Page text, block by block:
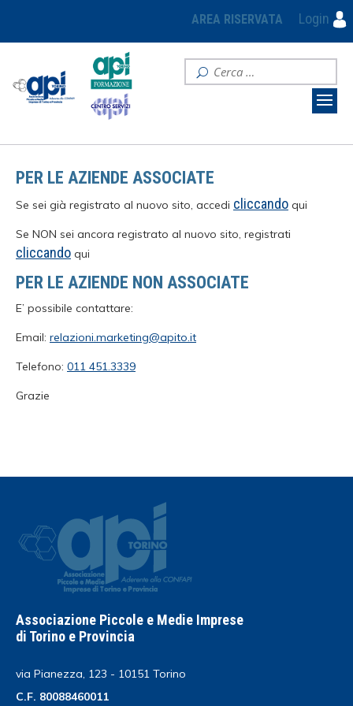
AREA RISERVATA Login
PER LE AZIENDE ASSOCIATE
Se sei già registrato al nuovo sito, accedi cliccando qui
Se NON sei ancora registrato al nuovo sito, registrati
cliccando qui
PER LE AZIENDE NON ASSOCIATE
E’ possibile contattare:
Email: relazioni.marketing@apito.it
Telefono: 011 451.3339
Grazie
Associazione Piccole e Medie Imprese
di Torino e Provincia
via Pianezza, 123 - 10151 Torino
C.F. 80088460011